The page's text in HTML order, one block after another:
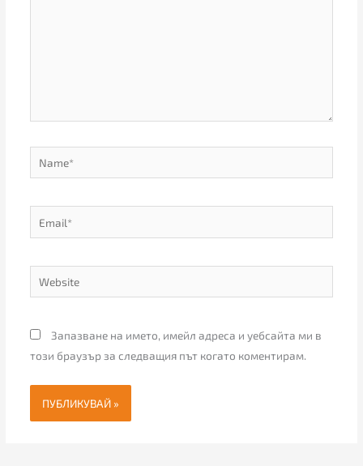
Name*
Website
Запазване на името, имейл адреса и уебсайта ми в
този браузър за следващия път когато коментирам.